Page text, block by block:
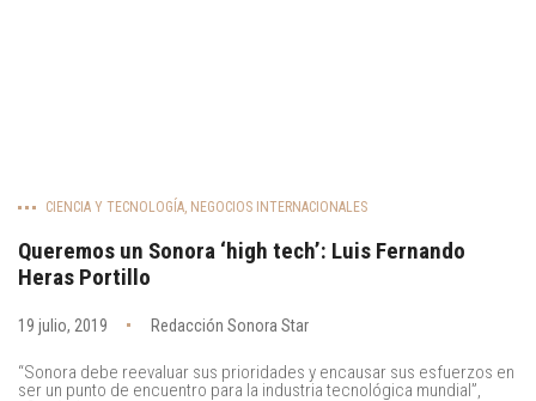
CIENCIA Y TECNOLOGÍA, NEGOCIOS INTERNACIONALES
Queremos un Sonora ‘high tech’: Luis Fernando
Heras Portillo
19 julio, 2019 Redacción Sonora Star
“Sonora debe reevaluar sus prioridades y encausar sus esfuerzos en
ser un punto de encuentro para la industria tecnológica mundial”,